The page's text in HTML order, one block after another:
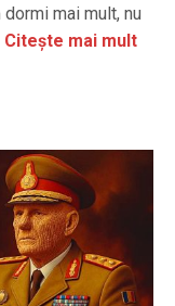
mai mult, nu
Citește mai mult